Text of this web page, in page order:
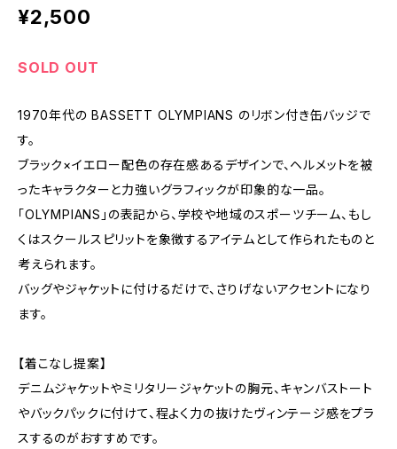
¥2,500
SOLD OUT
1970年代の BASSETT OLYMPIANS のリボン付き缶バッジで
す。
ブラック×イエロー配色の存在感あるデザインで、ヘルメットを被
ったキャラクターと力強いグラフィックが印象的な一品。
「OLYMPIANS」の表記から、学校や地域のスポーツチーム、もし
くはスクールスピリットを象徴するアイテムとして作られたものと
考えられます。
バッグやジャケットに付けるだけで、さりげないアクセントになり
ます。
【着こなし提案】
デニムジャケットやミリタリージャケットの胸元、キャンバストート
やバックパックに付けて、程よく力の抜けたヴィンテージ感をプラ
スするのがおすすめです。